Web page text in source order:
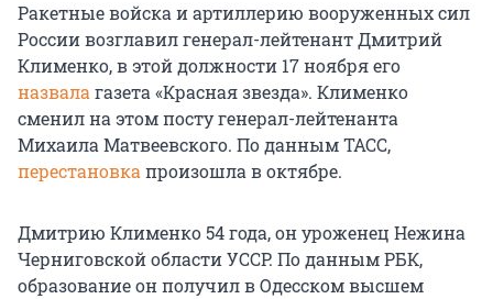
Ракетные войска и артиллерию вооруженных сил
России возглавил генерал-лейтенант Дмитрий
Клименко, в этой должности 17 ноября его
назвала газета «Красная звезда». Клименко
сменил на этом посту генерал-лейтенанта
Михаила Матвеевского. По данным ТАСС,
перестановка произошла в октябре.
Дмитрию Клименко 54 года, он уроженец Нежина
Черниговской области УССР. По данным РБК,
образование он получил в Одесском высшем